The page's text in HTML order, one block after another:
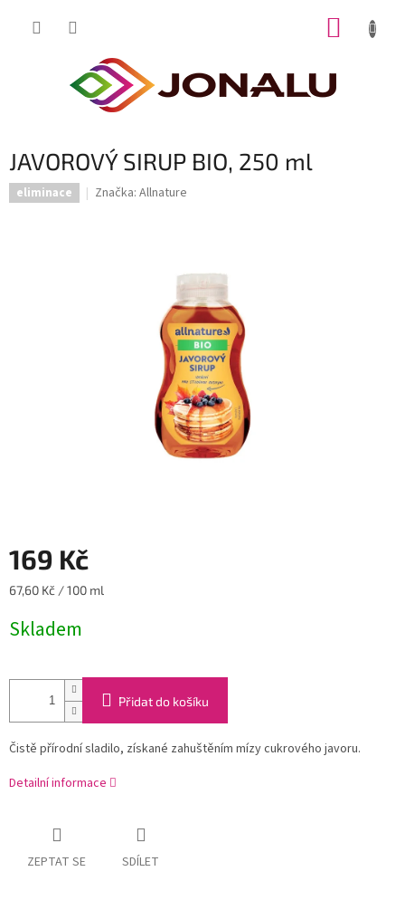
JAVOROVÝ SIRUP BIO, 250 ml
eliminace Značka: Allnature
169 Kč
Měrná
67,60 Kč / 100 ml
Skladem
Přidat do košíku
Čistě přírodní sladilo, získané zahuštěním mízy cukrového javoru.
Detailní informace
ZEPTAT SE SDÍLET